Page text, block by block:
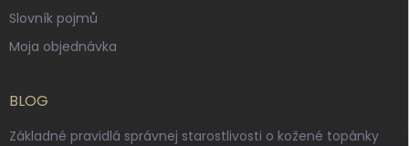
Slovník pojmů
Moja objednávka
BLOG
Základné pravidlá správnej starostlivosti o kožené topánky